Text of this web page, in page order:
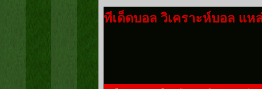
ทีเด็ดบอล วิเคราะห์บอล แห